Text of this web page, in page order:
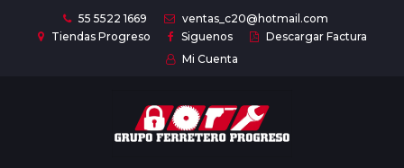
55 5522 1669
ventas_c20@hotmail.com
Tiendas Progreso
Siguenos
Descargar Factura
Mi Cuenta